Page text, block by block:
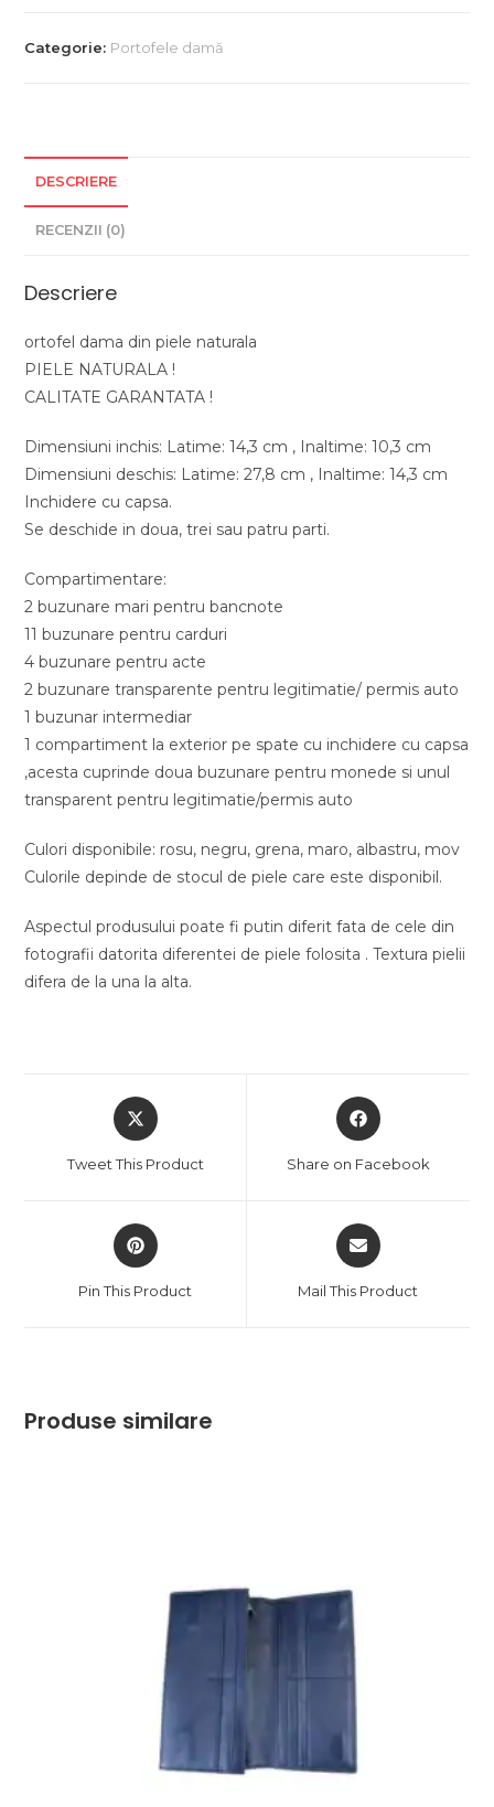
1866
Categorie: Portofele damă
DESCRIERE
RECENZII (0)
Descriere
ortofel dama din piele naturala
PIELE NATURALA !
CALITATE GARANTATA !
Dimensiuni inchis: Latime: 14,3 cm , Inaltime: 10,3 cm
Dimensiuni deschis: Latime: 27,8 cm , Inaltime: 14,3 cm
Inchidere cu capsa.
Se deschide in doua, trei sau patru parti.
Compartimentare:
2 buzunare mari pentru bancnote
11 buzunare pentru carduri
4 buzunare pentru acte
2 buzunare transparente pentru legitimatie/ permis auto
1 buzunar intermediar
1 compartiment la exterior pe spate cu inchidere cu capsa
,acesta cuprinde doua buzunare pentru monede si unul
transparent pentru legitimatie/permis auto
Culori disponibile: rosu, negru, grena, maro, albastru, mov
Culorile depinde de stocul de piele care este disponibil.
Aspectul produsului poate fi putin diferit fata de cele din
fotografii datorita diferentei de piele folosita . Textura pielii
difera de la una la alta.
Opens
in
new
Tweet This Product
Opens
in
new
Share on Facebook
Opens
in
new
Pin This Product
Opens
in
new
Mail This Product
Produse similare